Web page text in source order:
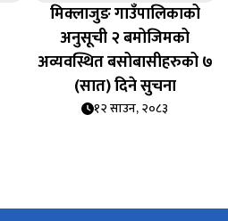
मिक्लाजुङ गाउँपालिकाको
अनुसूची २ बमोजिमको
अव्यवस्थित बसोबासीहरुको ७
(सात) दिने सुचना
१२ साउन, २०८३